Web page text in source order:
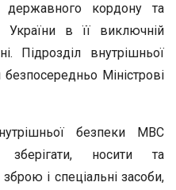
державного кордону та
в її виключній
Підрозділ внутрішньої
Міністрові
безпеки МВС
носити та
і спеціальні засоби,